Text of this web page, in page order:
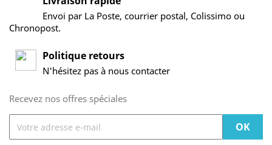
Envoi par La Poste, courrier postal, Colissimo ou
Chronopost.
Politique retours
N'hésitez pas à nous contacter
Recevez nos offres spéciales